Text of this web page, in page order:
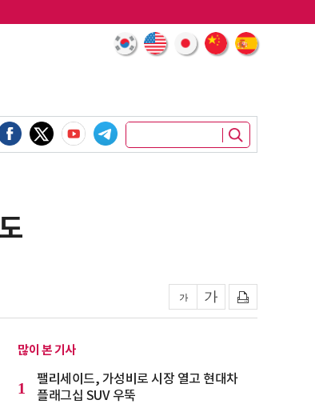
많이 본 기사
1
팰리세이드, 가성비로 시장 열고 현대차
플래그십 SUV 우뚝